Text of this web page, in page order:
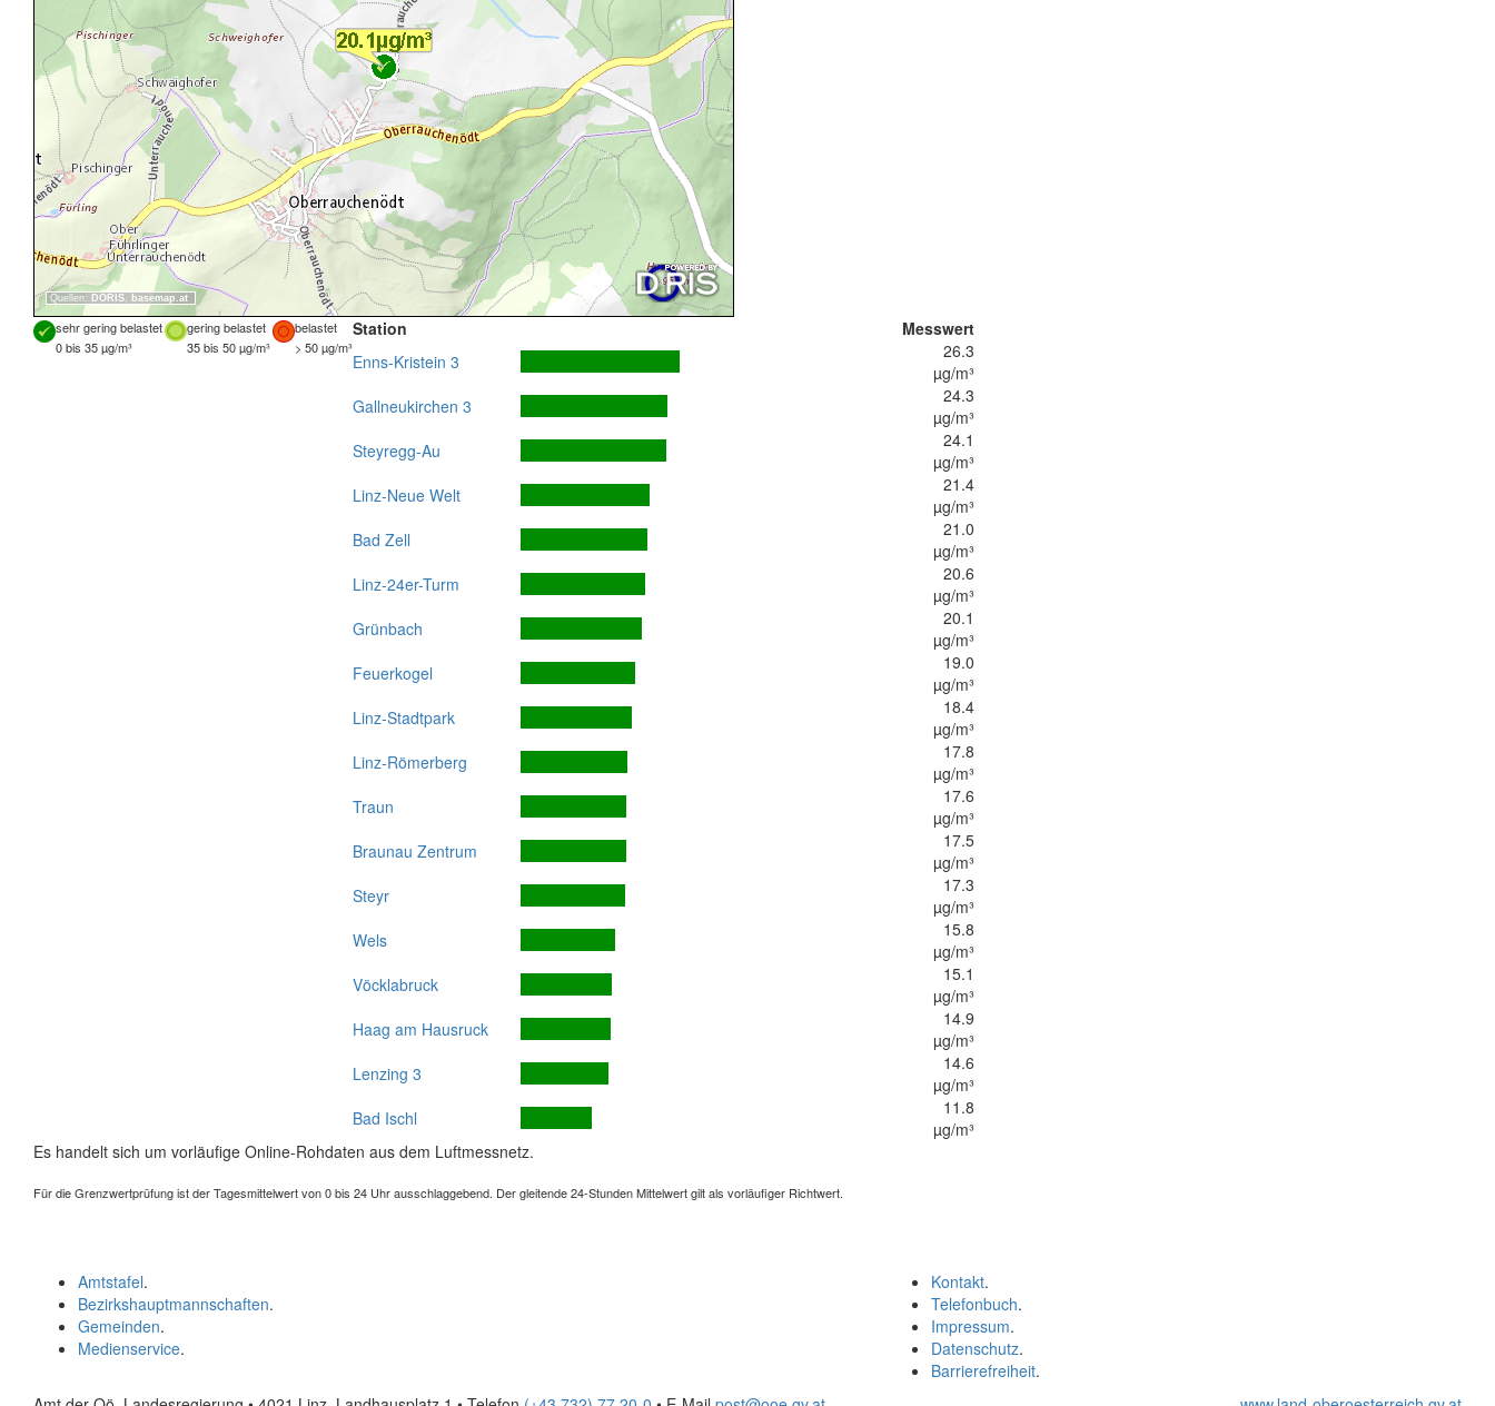
Quellen: DORIS, basemap.at
sehr gering belastet gering belastet
belastet
0 bis 35 µg/m³
35 bis 50 µg/m³ > 50 µg/m³
Station
Messwert
Enns-Kristein 3
26.3
µg/m³
Gallneukirchen 3
24.3
µg/m³
Steyregg-Au
24.1
µg/m³
Linz-Neue Welt
21.4
µg/m³
Bad Zell
21.0
µg/m³
Linz-24er-Turm
20.6
µg/m³
Grünbach
20.1
µg/m³
Feuerkogel
19.0
µg/m³
Linz-Stadtpark
18.4
µg/m³
Linz-Römerberg
17.8
µg/m³
Traun
17.6
µg/m³
Braunau Zentrum
17.5
µg/m³
Steyr
17.3
µg/m³
Wels
15.8
µg/m³
Vöcklabruck
15.1
µg/m³
Haag am Hausruck
14.9
µg/m³
Lenzing 3
14.6
µg/m³
Bad Ischl
11.8
µg/m³
Es handelt sich um vorläufige Online-Rohdaten aus dem Luftmessnetz.
Für die Grenzwertprüfung ist der Tagesmittelwert von 0 bis 24 Uhr ausschlaggebend. Der gleitende 24-Stunden Mittelwert gilt als vorläufiger Richtwert.
Kontakt.
Telefonbuch.
Impressum.
Datenschutz.
Barrierefreiheit.
Amtstafel.
Bezirkshauptmannschaften.
Gemeinden.
Medienservice.